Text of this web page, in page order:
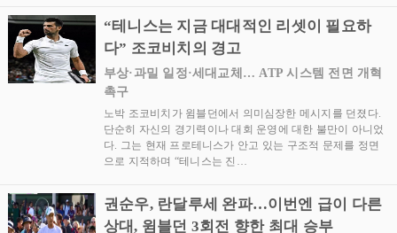
“테니스는 지금 대대적인 리셋이 필요하
다” 조코비치의 경고
부상·과밀 일정·세대교체… ATP 시스템 전면 개혁
촉구
노박 조코비치가 윔블던에서 의미심장한 메시지를 던졌다.
단순히 자신의 경기력이나 대회 운영에 대한 불만이 아니었
다. 그는 현재 프로테니스가 안고 있는 구조적 문제를 정면
으로 지적하며 “테니스는 진…
권순우, 란달루세 완파…이번엔 급이 다른
상대, 윔블던 3회전 향한 최대 승부